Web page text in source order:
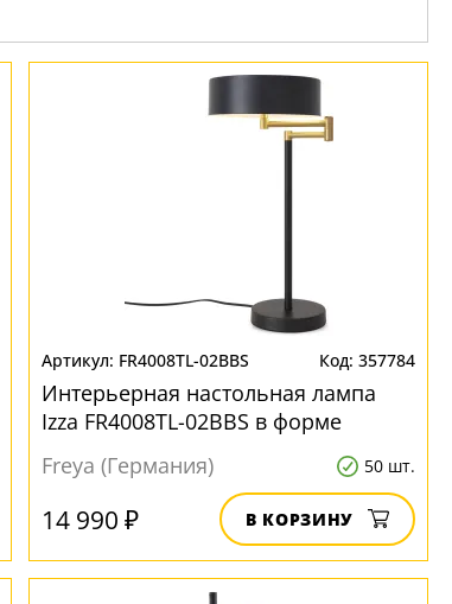
FR4008TL-02BBS 357784
Интерьерная настольная лампа
Izza FR4008TL-02BBS в форме
Freya (Германия) 50 шт.
14 990 ₽ В КОРЗИНУ